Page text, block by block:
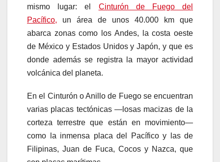
mismo lugar: el Cinturón de Fuego del
Pacífico, un área de unos 40.000 km que
abarca zonas como los Andes, la costa oeste
de México y Estados Unidos y Japón, y que es
donde además se registra la mayor actividad
volcánica del planeta.
En el Cinturón o Anillo de Fuego se encuentran
varias placas tectónicas —losas macizas de la
corteza terrestre que están en movimiento—
como la inmensa placa del Pacífico y las de
Filipinas, Juan de Fuca, Cocos y Nazca, que